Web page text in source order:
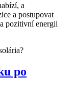
a
a postupovat
pozitivní ‍energii
po